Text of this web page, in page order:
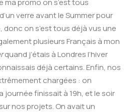
ma promo on s’est tous
verre avant le Summer pour
on s’est tous déjà vus une
plusieurs Français à mon
quand j’étais à Londres l’hiver
déjà certains. Enfin, nos
chargées : on
journée finissait à 19h, et le soir
nos projets. On avait un